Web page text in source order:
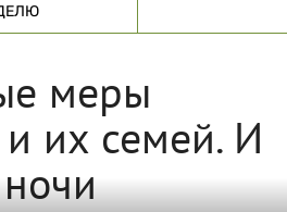
меры
их семей. И